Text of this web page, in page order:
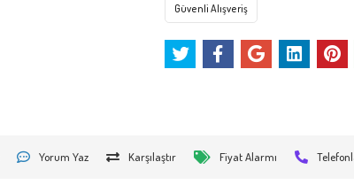
Güvenli Alışveriş
Yorum Yaz Karşılaştır Fiyat Alarmı